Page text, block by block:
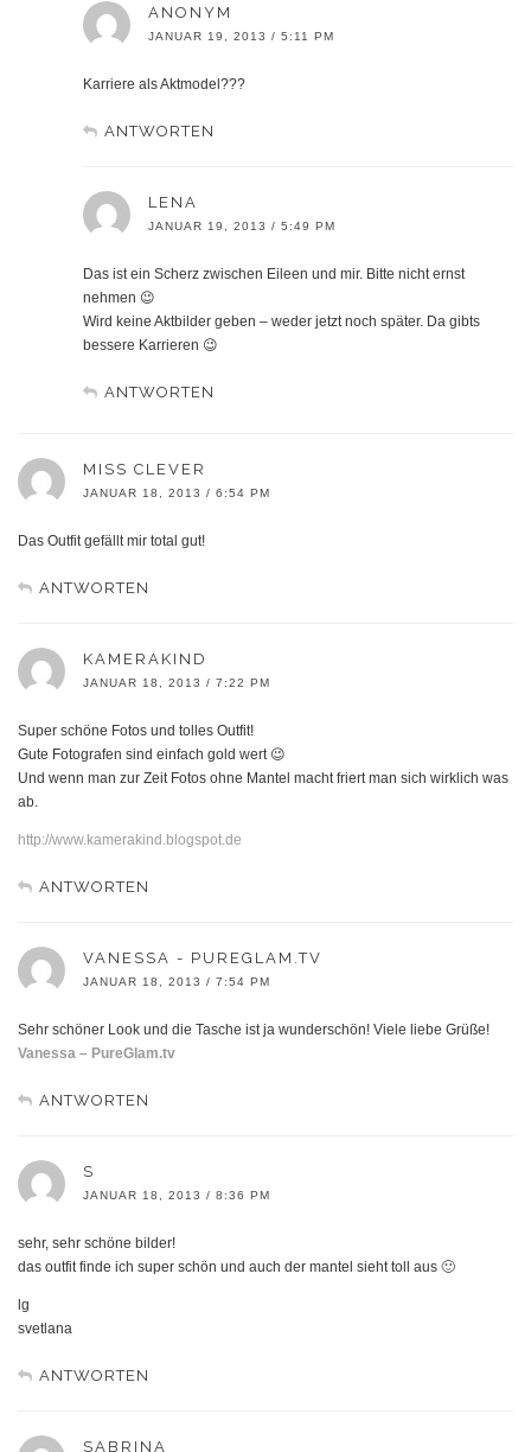
ANONYM
JANUAR 19, 2013 / 5:11 PM
Karriere als Aktmodel???
ANTWORTEN
LENA
JANUAR 19, 2013 / 5:49 PM
Das ist ein Scherz zwischen Eileen und mir. Bitte nicht ernst
nehmen 😉
Wird keine Aktbilder geben – weder jetzt noch später. Da gibts
bessere Karrieren 😉
ANTWORTEN
MISS CLEVER
JANUAR 18, 2013 / 6:54 PM
Das Outfit gefällt mir total gut!
ANTWORTEN
KAMERAKIND
JANUAR 18, 2013 / 7:22 PM
Super schöne Fotos und tolles Outfit!
Gute Fotografen sind einfach gold wert 😉
Und wenn man zur Zeit Fotos ohne Mantel macht friert man sich wirklich was
ab.
http://www.kamerakind.blogspot.de
ANTWORTEN
VANESSA - PUREGLAM.TV
JANUAR 18, 2013 / 7:54 PM
Sehr schöner Look und die Tasche ist ja wunderschön! Viele liebe Grüße!
Vanessa – PureGlam.tv
ANTWORTEN
S
JANUAR 18, 2013 / 8:36 PM
sehr, sehr schöne bilder!
das outfit finde ich super schön und auch der mantel sieht toll aus 🙂
lg
svetlana
ANTWORTEN
SABRINA